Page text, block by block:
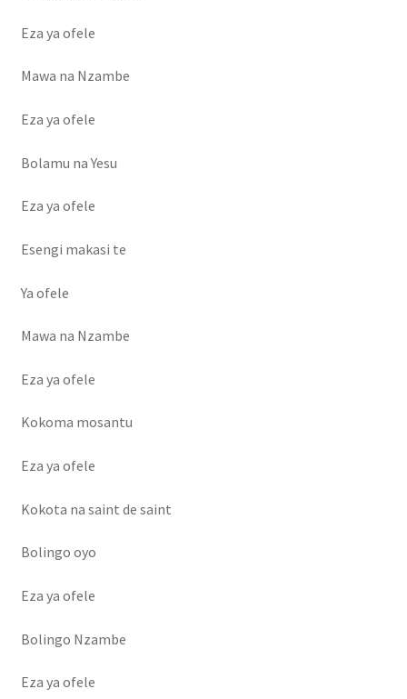
Eza ya ofele
Mawa na Nzambe
Eza ya ofele
Bolamu na Yesu
Eza ya ofele
Esengi makasi te
Ya ofele
Mawa na Nzambe
Eza ya ofele
Kokoma mosantu
Eza ya ofele
Kokota na saint de saint
Bolingo oyo
Eza ya ofele
Bolingo Nzambe
Eza ya ofele